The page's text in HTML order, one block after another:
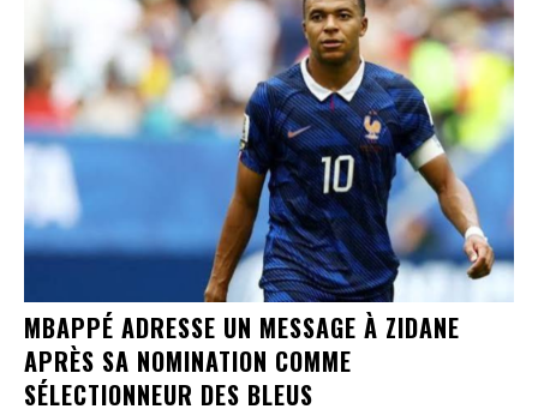
MBAPPÉ ADRESSE UN MESSAGE À ZIDANE
APRÈS SA NOMINATION COMME
SÉLECTIONNEUR DES BLEUS